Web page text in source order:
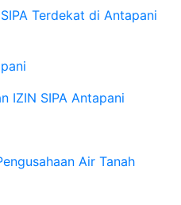
Terdekat di Antapani
IZIN SIPA Antapani
Air Tanah